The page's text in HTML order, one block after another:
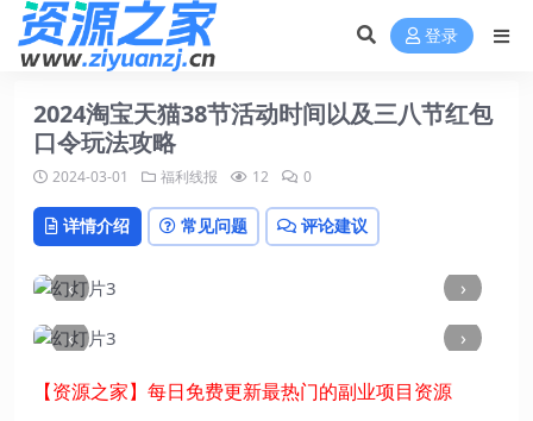
登录
2024淘宝天猫38节活动时间以及三八节红包
口令玩法攻略
2024-03-01 福利线报 12 0
详情介绍 常见问题 评论建议
‹
›
‹
›
【资源之家】每日免费更新最热门的副业项目资源